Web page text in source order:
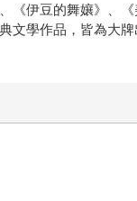
《伊豆的舞孃》、
文學作品，皆為大牌